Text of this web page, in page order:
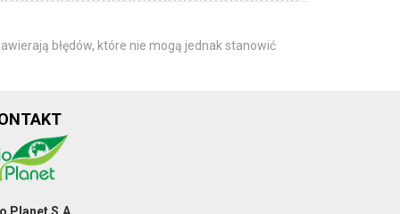
błędów, które nie mogą jednak stanowić